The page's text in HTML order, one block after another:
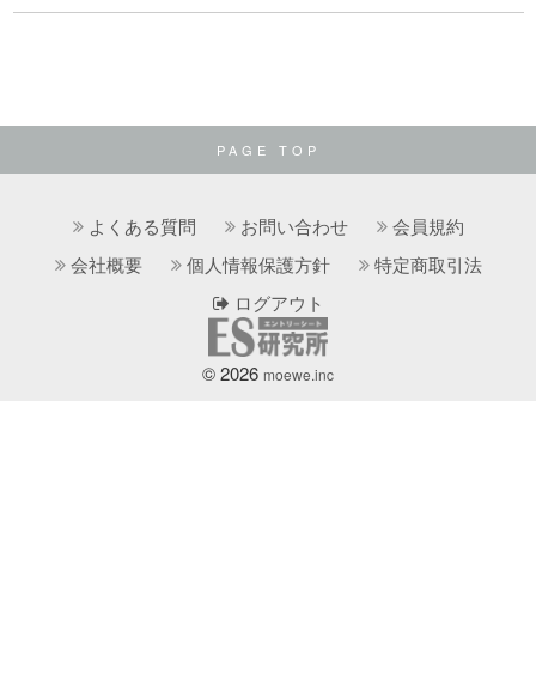
PAGE TOP
よくある質問 お問い合わせ
会員規約
会社概要
個人情報保護方針
特定商取引法
ログアウト
© 2026 moewe.inc